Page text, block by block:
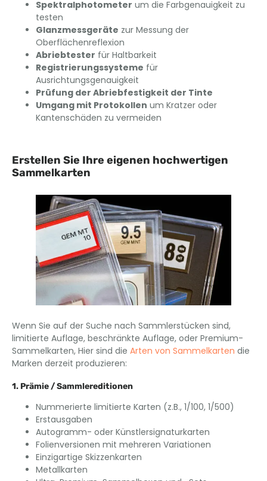
Spektralphotometer um die Farbgenauigkeit zu
testen
Glanzmessgeräte zur Messung der
Oberflächenreflexion
Abriebtester für Haltbarkeit
Registrierungssysteme für
Ausrichtungsgenauigkeit
Prüfung der Abriebfestigkeit der Tinte
Umgang mit Protokollen um Kratzer oder
Kantenschäden zu vermeiden
Erstellen Sie Ihre eigenen hochwertigen
Sammelkarten
Wenn Sie auf der Suche nach Sammlerstücken sind,
limitierte Auflage, beschränkte Auflage, oder Premium-
Sammelkarten, Hier sind die Arten von Sammelkarten die
Marken derzeit produzieren:
1. Prämie / Sammlereditionen
Nummerierte limitierte Karten (z.B., 1/100, 1/500)
Erstausgaben
Autogramm- oder Künstlersignaturkarten
Folienversionen mit mehreren Variationen
Einzigartige Skizzenkarten
Metallkarten